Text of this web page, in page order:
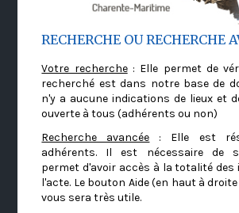
RECHERCHE OU RECHERCHE
Votre recherche: Elle permet de
recherché est dans notre base de
n'y a aucune indications de lieux et
ouverte à tous (adhérents ou non)
Recherche avancée : Elle est
adhérents. Il est nécessaire de
permet d'avoir accès à la totalité
l'acte. Le bouton Aide (en haut à
vous sera très utile.